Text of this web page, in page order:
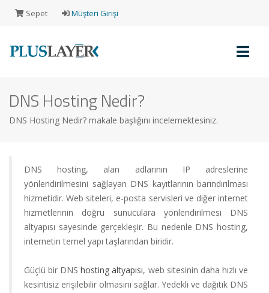
Sepet Müşteri Girişi
Müşteri
Girişi
Müşteri
Kaydı
Alışveriş
Sepeti
Alan
DNS Hosting Nedir?
DNS Hosting Nedir? makale başlığını incelemektesiniz.
DNS hosting, alan adlarının IP adreslerine
yönlendirilmesini sağlayan DNS kayıtlarının barındırılması
hizmetidir. Web siteleri, e-posta servisleri ve diğer internet
hizmetlerinin doğru sunuculara yönlendirilmesi DNS
altyapısı sayesinde gerçekleşir. Bu nedenle DNS hosting,
internetin temel yapı taşlarından biridir.
Güçlü bir DNShosting altyapısı, web sitesinin daha hızlı ve
kesintisiz erişilebilir olmasını sağlar. Yedekli ve dağıtık DNS